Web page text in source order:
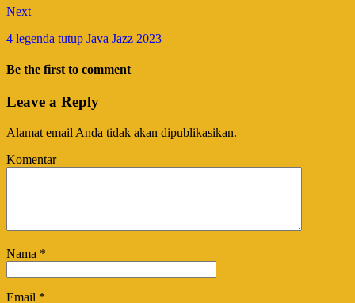
Next
4 legenda tutup Java Jazz 2023
Be the first to comment
Leave a Reply
Alamat email Anda tidak akan dipublikasikan.
Komentar
Nama *
Email *